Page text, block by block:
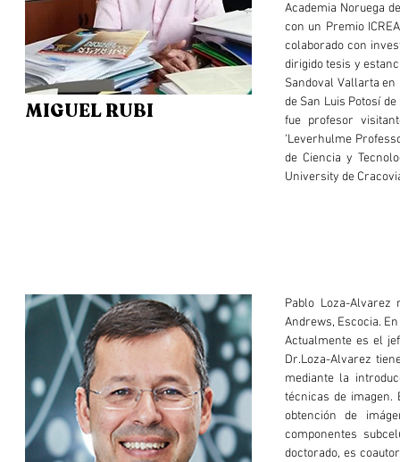
MIGUEL RUBI
Academia Noruega
con un Premio
colaborado con
dirigido tesis y
Sandoval Vallarta
de San Luis Potosí
fue profesor
‘Leverhulme
de Ciencia y
University de
Pablo Loza-
Andrews, Escocia.
Actualmente es el
Dr.Loza-Alvarez
mediante la
técnicas de imagen.
obtención de
componentes
doctorado, es